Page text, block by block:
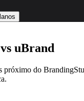
uBrand
do